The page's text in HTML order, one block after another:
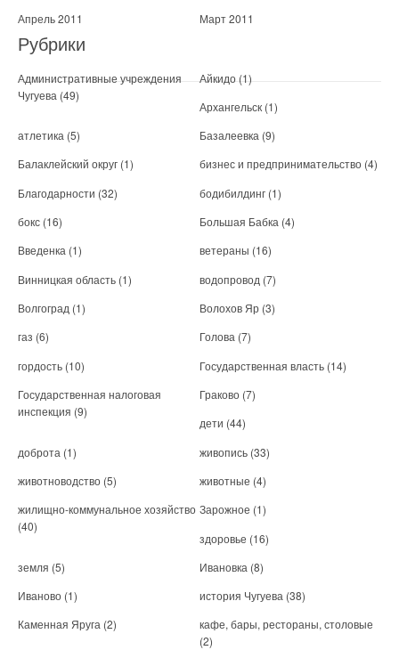
Апрель 2011
Март 2011
Рубрики
Административные учреждения
Чугуева (49)
Айкидо (1)
Архангельск (1)
атлетика (5) Базалеевка (9)
Балаклейский округ (1) бизнес и предпринимательство (4)
Благодарности (32) бодибилдинг (1)
бокс (16) Большая Бабка (4)
Введенка (1) ветераны (16)
Винницкая область (1) водопровод (7)
Волгоград (1) Волохов Яр (3)
газ (6) Голова (7)
гордость (10) Государственная власть (14)
Государственная налоговая
инспекция (9)
Граково (7)
дети (44)
доброта (1) живопись (33)
животноводство (5) животные (4)
жилищно-коммунальное хозяйство
(40)
Зарожное (1)
здоровье (16)
земля (5) Ивановка (8)
Иваново (1) история Чугуева (38)
Каменная Яруга (2)
кафе, бары, рестораны, столовые
(2)